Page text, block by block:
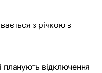
з річкою в
планують відключення